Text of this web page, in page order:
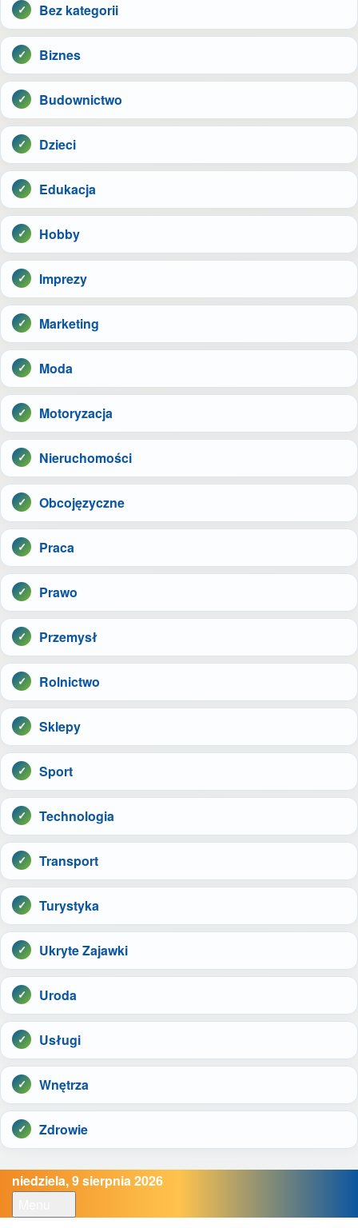
Bez kategorii
Biznes
Budownictwo
Dzieci
Edukacja
Hobby
Imprezy
Marketing
Moda
Motoryzacja
Nieruchomości
Obcojęzyczne
Praca
Prawo
Przemysł
Rolnictwo
Sklepy
Sport
Technologia
Transport
Turystyka
Ukryte Zajawki
Uroda
Usługi
Wnętrza
Zdrowie
niedziela, 9 sierpnia 2026